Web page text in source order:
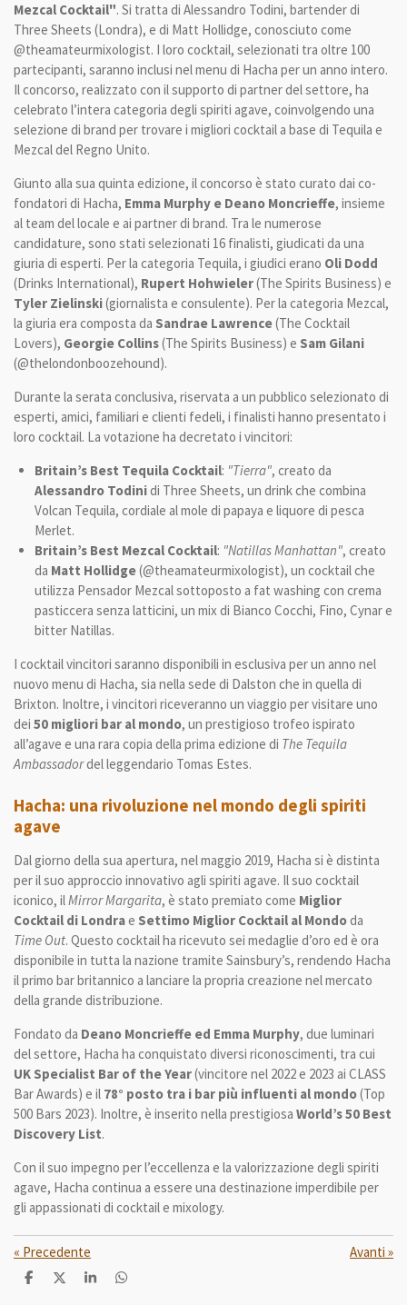
Mezcal Cocktail". Si tratta di Alessandro Todini, bartender di
Three Sheets (Londra), e di Matt Hollidge, conosciuto come
@theamateurmixologist. I loro cocktail, selezionati tra oltre 100
partecipanti, saranno inclusi nel menu di Hacha per un anno intero.
Il concorso, realizzato con il supporto di partner del settore, ha
celebrato l’intera categoria degli spiriti agave, coinvolgendo una
selezione di brand per trovare i migliori cocktail a base di Tequila e
Mezcal del Regno Unito.
Giunto alla sua quinta edizione, il concorso è stato curato dai co-
fondatori di Hacha, Emma Murphy e Deano Moncrieffe, insieme
al team del locale e ai partner di brand. Tra le numerose
candidature, sono stati selezionati 16 finalisti, giudicati da una
giuria di esperti. Per la categoria Tequila, i giudici erano Oli Dodd
(Drinks International), Rupert Hohwieler(The Spirits Business) e
Tyler Zielinski(giornalista e consulente). Per la categoria Mezcal,
la giuria era composta da Sandrae Lawrence(The Cocktail
Lovers), Georgie Collins(The Spirits Business) e Sam Gilani
(@thelondonboozehound).
Durante la serata conclusiva, riservata a un pubblico selezionato di
esperti, amici, familiari e clienti fedeli, i finalisti hanno presentato i
loro cocktail. La votazione ha decretato i vincitori:
Britain’s Best Tequila Cocktail: "Tierra", creato da
Alessandro Todinidi Three Sheets, un drink che combina
Volcan Tequila, cordiale al mole di papaya e liquore di pesca
Merlet.
Britain’s Best Mezcal Cocktail: "Natillas Manhattan", creato
da Matt Hollidge(@theamateurmixologist), un cocktail che
utilizza Pensador Mezcal sottoposto a fat washing con crema
pasticcera senza latticini, un mix di Bianco Cocchi, Fino, Cynar e
bitter Natillas.
I cocktail vincitori saranno disponibili in esclusiva per un anno nel
nuovo menu di Hacha, sia nella sede di Dalston che in quella di
Brixton. Inoltre, i vincitori riceveranno un viaggio per visitare uno
dei 50 migliori bar al mondo, un prestigioso trofeo ispirato
all’agave e una rara copia della prima edizione di The Tequila
Ambassadordel leggendario Tomas Estes.
Hacha: una rivoluzione nel mondo degli spiriti
agave
Dal giorno della sua apertura, nel maggio 2019, Hacha si è distinta
per il suo approccio innovativo agli spiriti agave. Il suo cocktail
iconico, ilMirror Margarita, è stato premiato come Miglior
Cocktail di Londrae Settimo Miglior Cocktail al Mondoda
Time Out. Questo cocktail ha ricevuto sei medaglie d’oro ed è ora
disponibile in tutta la nazione tramite Sainsbury’s, rendendo Hacha
il primo bar britannico a lanciare la propria creazione nel mercato
della grande distribuzione.
Fondato da Deano Moncrieffe ed Emma Murphy, due luminari
del settore, Hacha ha conquistato diversi riconoscimenti, tra cui
UK Specialist Bar of the Year(vincitore nel 2022 e 2023 ai CLASS
Bar Awards) e il 78° posto tra i bar più influenti al mondo(Top
500 Bars 2023). Inoltre, è inserito nella prestigiosa World’s 50 Best
Discovery List.
Con il suo impegno per l’eccellenza e la valorizzazione degli spiriti
agave, Hacha continua a essere una destinazione imperdibile per
gli appassionati di cocktail e mixology.
« Precedente Avanti »
C
C
C
C